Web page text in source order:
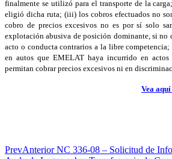
finalmente se utilizó para el transporte de la
eligió dicha ruta; (iii) los cobros efectuados no
cobro de precios excesivos no es por sí solo
explotación abusiva de posición dominante, si no
acto o conducta contrarios a la libre
en autos que EMELAT haya incurrido en
permitan cobrar precios excesivos ni en
Vea
PrevAnteriorNC 336-08 – Solicitud de